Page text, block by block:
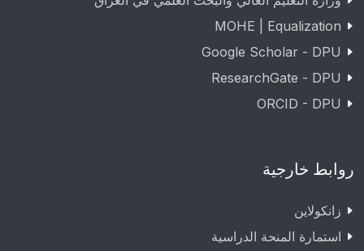
MOHE | Equalization
Google Scholar - DPU
ResearchGate - DPU
ORCID - DPU
روابط خارجية
زانکولاین
استمارة المنحة الدراسية